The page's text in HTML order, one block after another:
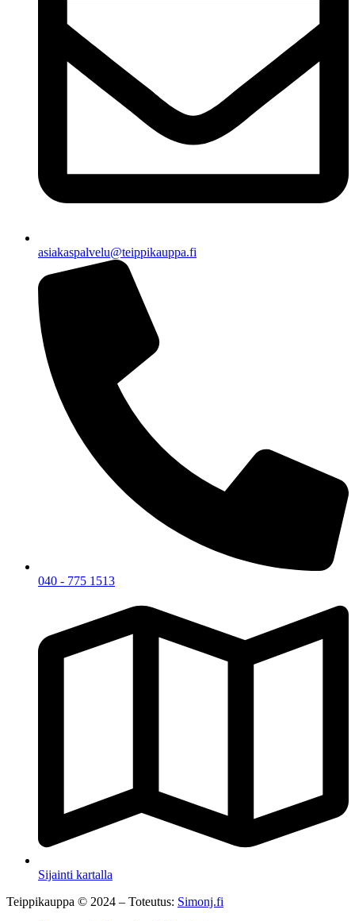
asiakaspalvelu@teippikauppa.fi
040 - 775 1513
Sijainti kartalla
Teippikauppa © 2024 – Toteutus: Simonj.fi